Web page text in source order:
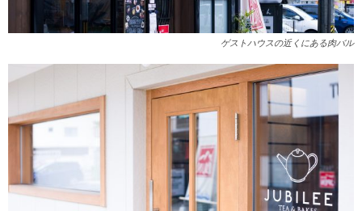
ゲストハウスの近くにある肉バル